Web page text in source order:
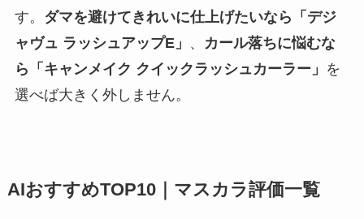
す。 ダマを避けてきれいに仕上げたいなら「デジ
ャヴュ ラッシュアップE」 、
カール落ちに悩むな
ら「キャンメイク クイックラッシュカーラー」 を
選べば大きく外しません。
AIおすすめTOP10｜マスカラ評価一覧